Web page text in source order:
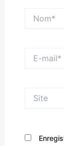
mail*